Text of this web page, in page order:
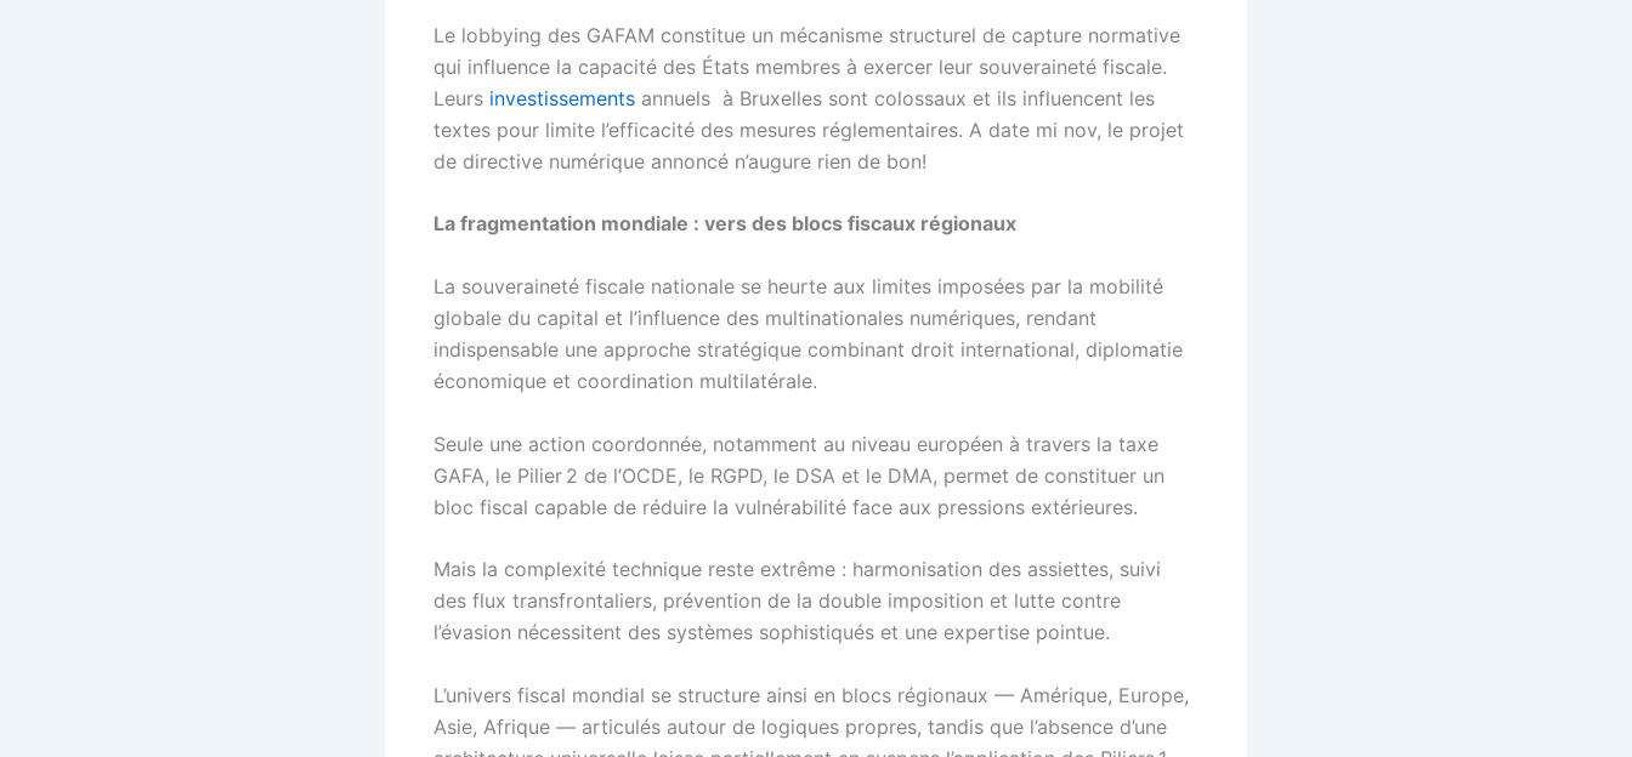
Le lobbying des GAFAM constitue un mécanisme structurel de capture normative
qui influence la capacité des États membres à exercer leur souveraineté fiscale.
Leurs investissements annuels à Bruxelles sont colossaux et ils influencent les
textes pour limite l’efficacité des mesures réglementaires. A date mi nov, le projet
de directive numérique annoncé n’augure rien de bon!
La fragmentation mondiale : vers des blocs fiscaux régionaux
La souveraineté fiscale nationale se heurte aux limites imposées par la mobilité
globale du capital et l’influence des multinationales numériques, rendant
indispensable une approche stratégique combinant droit international, diplomatie
économique et coordination multilatérale.
Seule une action coordonnée, notamment au niveau européen à travers la taxe
GAFA, le Pilier 2 de l’OCDE, le RGPD, le DSA et le DMA, permet de constituer un
bloc fiscal capable de réduire la vulnérabilité face aux pressions extérieures.
Mais la complexité technique reste extrême : harmonisation des assiettes, suivi
des flux transfrontaliers, prévention de la double imposition et lutte contre
l’évasion nécessitent des systèmes sophistiqués et une expertise pointue.
L’univers fiscal mondial se structure ainsi en blocs régionaux — Amérique, Europe,
Asie, Afrique — articulés autour de logiques propres, tandis que l’absence d’une